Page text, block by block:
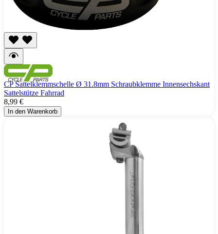
CP Sattelklemmschelle Ø 31.8mm Schraubklemme Innensechskant
Sattelstütze Fahrrad
8,99 €
In den Warenkorb